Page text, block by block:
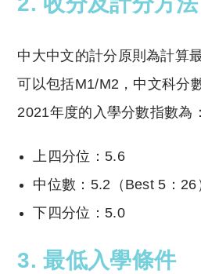
中大中文的計分原則為計算
可以包括M1/M2，中文科分
2021年度的入學分數指數為：
上四分位：5.6
中位數：5.2（Best 5：26
下四分位：5.0
3. 最低入學條件